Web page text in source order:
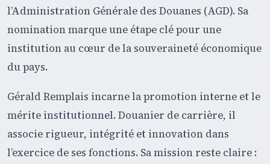
l’Administration Générale des Douanes (AGD). Sa
nomination marque une étape clé pour une
institution au cœur de la souveraineté économique
du pays.
Gérald Remplais incarne la promotion interne et le
mérite institutionnel. Douanier de carrière, il
associe rigueur, intégrité et innovation dans
l’exercice de ses fonctions. Sa mission reste claire :